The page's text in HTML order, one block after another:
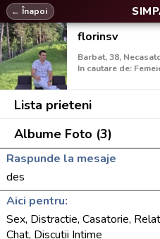
← Înapoi
florinsv
Barbat, 38,
In cautare de:
Lista prieteni
Albume Foto (3)
Raspunde la mesaje
des
Aici pentru:
Sex, Distractie, Casatorie,
Chat, Discutii Intime